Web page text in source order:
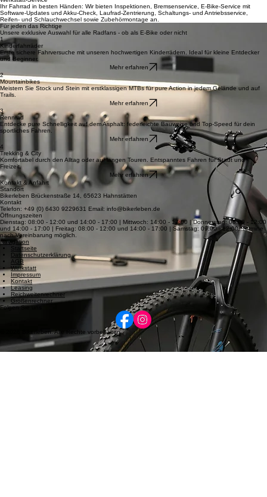
Unsere Marken
Qualität und Expertise von starken Marken für jedes Fahrrad-Abenteuer.
MERIDA • ORBEA • HAIBIKE • CENTURION • AMFLOW • NORCO • TRANSITION • WINORA •
Werkstatt-Service
Ihr Fahrrad in besten Händen: Wir bieten Inspektionen, Bremsenservice, E-Bike-Service mit
Software-Updates und Akku-Check, Laufrad-Zentrierung, Schaltungs- und Antriebsservice,
Reifen- und Schlauchwechsel sowie Zubehörmontage an.
Für jeden das Richtige
Unsere exklusive Auswahl für alle Radfans - ob als E-Bike oder nicht
1
Erste sichere Fahrversuche mit unseren hochwertigen Kinderrädern. Ideal für kleine Entdecker
und Beginner.
Mehr erfahren
2
Meistern Sie Stock und Stein mit erstklassigen MTBs für pure Action in jedem Gelände und auf
Trails.
Mehr erfahren
3
Entdecke pure Schnelligkeit auf dem Asphalt: federleichte Bauweise und Top-Speed für dein
sportliches Fahren.
Mehr erfahren
4
Trekking & City
Komfortabel durch den Alltag oder auf langen Touren. Entspanntes Fahren für Stadt und
Freizeit.
Mehr erfahren
Kontakt & Anfahrt
Standort
Bikerleben Brückenstraße 14, 65623 Hahnstätten
Kontakt
Telefon: +49 (0) 6430 9229631 Email: info@bikerleben.de
Öffnungszeiten
Dienstag: 08:00 - 12:00 und 14:00 - 17:00 | Mittwoch: 14:00 - 17:00 | Donnerstag: 08:00 - 12:00
und 14:00 - 17:00 | Freitag: 08:00 - 12:00 und 14:00 - 17:00 | Samstag: 09:00 - 12:00. Termine
nach Vereinbarung möglich.
Navigation
Startseite
Datenschutzerklärung
AGB
Werkstatt
Impressum
Kontakt